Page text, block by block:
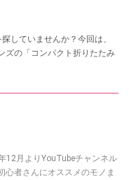
していませんか？今回は、
ズの「コンパクト折りたたみ
12月よりYouTubeチャンネル
心者さんにオススメのモノま